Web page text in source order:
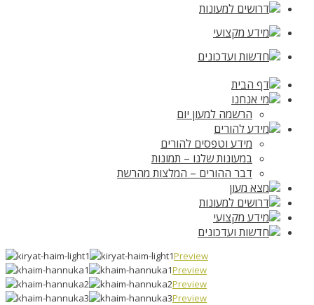
דרושים למעונות
מידע מקצועי
חדשות ועדכונים
דף הבית
מי אנחנו
הרשמה למעון יום
מידע להורים
מידע וטפסים להורים
במעונות שלנו – תמונות
דבר ההורים – המלצות מהרשת
מצא מעון
דרושים למעונות
מידע מקצועי
חדשות ועדכונים
Preview
Preview
Preview
Preview